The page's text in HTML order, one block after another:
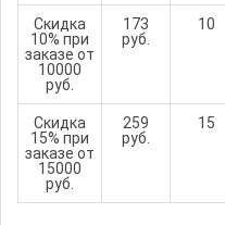
Скидка
10% при
заказе от
10000
руб.
173
руб.
10
Скидка
15% при
заказе от
15000
руб.
259
руб.
15